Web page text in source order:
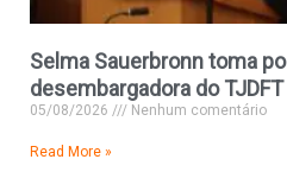
Selma Sauerbronn toma
desembargadora do TJDFT
05/08/2026 Nenhum comentário
Read More »